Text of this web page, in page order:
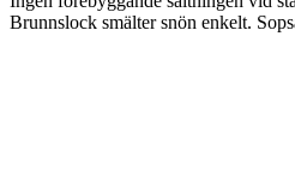
Brunnslock smälter snön enkelt.